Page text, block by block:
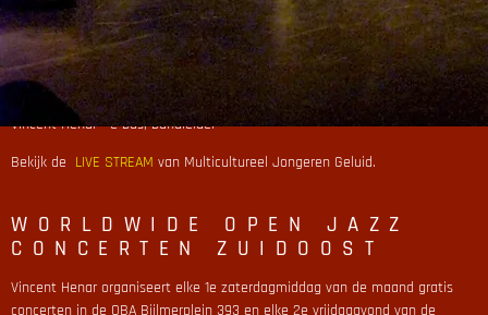
Carlo Hoop - conga's, percussie
Yoran Vroom - drums
Robin van Geerke - piano
Michael Simon - trompet
Felpe Castro - tenorsaxofoon
Vincent Henar - e-bas, bandleider
Bekijk de LIVE STREAM van Multicultureel Jongeren Geluid.
WORLDWIDE OPEN JAZZ
CONCERTEN ZUIDOOST
Vincent Henar organiseert elke 1e zaterdagmiddag van de maand gratis
concerten in de OBA Bijlmerplein 393 en elke 2e vrijdagavond van de